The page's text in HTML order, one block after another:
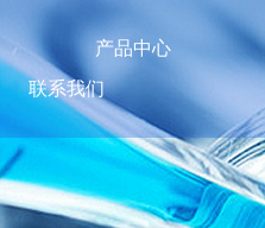
产品中心
联系我们